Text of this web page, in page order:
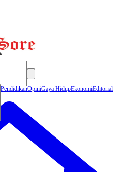
PendidikanOpiniGaya HidupEkonomiEditorial